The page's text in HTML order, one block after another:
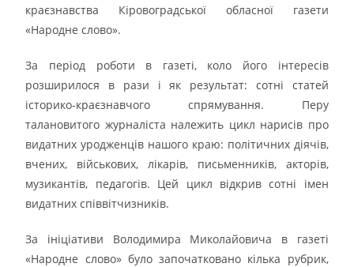
краєзнавства Кіровоградської обласної газети
«Народне слово».
За період роботи в газеті, коло його інтересів
розширилося в рази і як результат: сотні статей
історико-краєзнавчого спрямування. Перу
талановитого журналіста належить цикл нарисів про
видатних уродженців нашого краю: політичних діячів,
вчених, військових, лікарів, письменників, акторів,
музикантів, педагогів. Цей цикл відкрив сотні імен
видатних співвітчизників.
За ініціативи Володимира Миколайовича в газеті
«Народне слово» було започатковано кілька рубрик,